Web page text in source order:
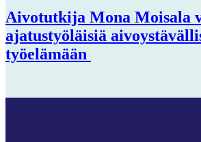
Aivotutkija Mona Moisala
ajatustyöläisiä
työelämään